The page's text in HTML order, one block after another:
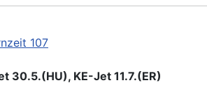
107
30.5.(HU), KE-Jet 11.7.(ER)